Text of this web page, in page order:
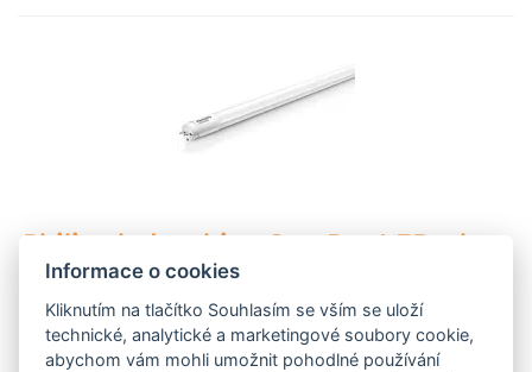
Philips led trubice CorePro LEDtube
600mm 8W 840 Glass T8
4000°K studená bílá, délka led trubice 600mm,
nahrazuje zářivku 18W, světelný tok 800 lumen, patice G
Informace o cookies
Kliknutím na tlačítko Souhlasím se vším se uloží
technické, analytické a marketingové soubory cookie,
abychom vám mohli umožnit pohodlné používání